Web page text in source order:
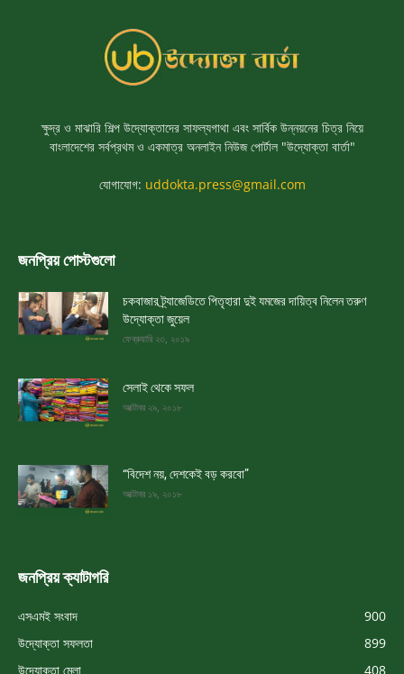
ক্ষুদ্র ও মাঝারি শিল্প উদ্যোক্তাদের সাফল্যগাথা এবং সার্বিক উন্নয়নের চিত্র নিয়ে
বাংলাদেশের সর্বপ্রথম ও একমাত্র অনলাইন নিউজ পোর্টাল "উদ্যোক্তা বার্তা"
যোগাযোগ: uddokta.press@gmail.com
জনপ্রিয় পোস্টগুলো
চকবাজার ট্র্যাজেডিতে পিতৃহারা দুই যমজের দায়িত্ব নিলেন তরুণ
উদ্যোক্তা জুয়েল
ফেব্রুয়ারি ২৩, ২০১৯
সেলাই থেকে সফল
অক্টোবর ২৯, ২০১৮
“বিদেশ নয়, দেশকেই বড় করবো”
অক্টোবর ১৯, ২০১৮
জনপ্রিয় ক্যাটাগরি
এসএমই সংবাদ
900
উদ্যোক্তা সফলতা
899
উদ্যোক্তা মেলা
408